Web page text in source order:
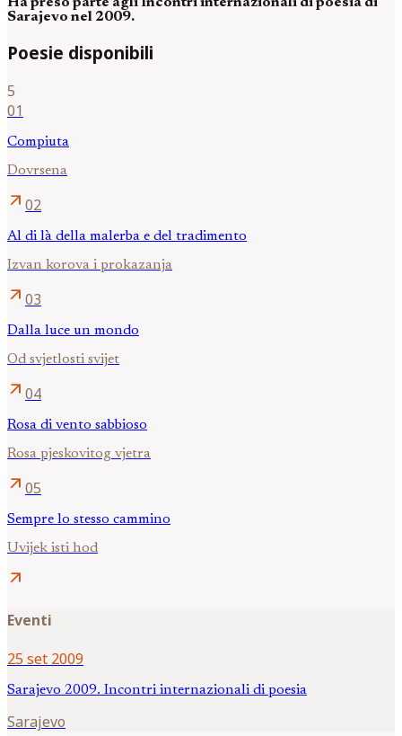
Ha preso parte agli Incontri internazionali di poesia di
Sarajevo nel 2009.
Poesie disponibili
5
01
Compiuta
Dovrsena
arrow_outward 02
Al di là della malerba e del tradimento
Izvan korova i prokazanja
arrow_outward 03
Dalla luce un mondo
Od svjetlosti svijet
arrow_outward 04
Rosa di vento sabbioso
Rosa pjeskovitog vjetra
arrow_outward 05
Sempre lo stesso cammino
Uvijek isti hod
arrow_outward
Eventi
25 set 2009
Sarajevo 2009. Incontri internazionali di poesia
Sarajevo